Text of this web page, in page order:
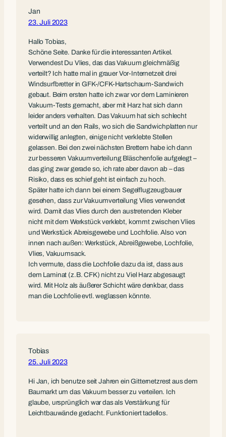
Jan
23. Juli 2023
Hallo Tobias,
Schöne Seite. Danke für die interessanten Artikel.
Verwendest Du Vlies, das das Vakuum gleichmäßig
verteilt? Ich hatte mal in grauer Vor-Internetzeit drei
Windsurfbretter in GFK-/CFK-Hartschaum-Sandwich
gebaut. Beim ersten hatte ich zwar vor dem Laminieren
Vakuum-Tests gemacht, aber mit Harz hat sich dann
leider anders verhalten. Das Vakuum hat sich schlecht
verteilt und an den Rails, wo sich die Sandwichplatten nur
widerwillig anlegten, einige nicht verklebte Stellen
gelassen. Bei den zwei nächsten Brettern habe ich dann
zur besseren Vakuumverteilung Bläschenfolie aufgelegt –
das ging zwar gerade so, ich rate aber davon ab – das
Risiko, dass es schief geht ist einfach zu hoch.
Später hatte ich dann bei einem Segelflugzeugbauer
gesehen, dass zur Vakuumverteilung Vlies verwendet
wird. Damit das Vlies durch den austretenden Kleber
nicht mit dem Werkstück verklebt, kommt zwischen Vlies
und Werkstück Abreisgewebe und Lochfolie. Also von
innen nach außen: Werkstück, Abreißgewebe, Lochfolie,
Vlies, Vakuumsack.
Ich vermute, dass die Lochfolie dazu da ist, dass aus
dem Laminat (z.B. CFK) nicht zu Viel Harz abgesaugt
wird. Mit Holz als äußerer Schicht wäre denkbar, dass
man die Lochfolie evtl. weglassen könnte.
Tobias
25. Juli 2023
Hi Jan, ich benutze seit Jahren ein Gitternetzrest aus dem
Baumarkt um das Vakuum besser zu verteilen. Ich
glaube, ursprünglich war das als Verstärkung für
Leichtbauwände gedacht. Funktioniert tadellos.